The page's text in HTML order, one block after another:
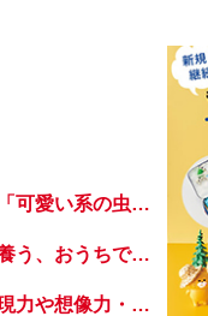
【うちは虫が超苦手】「ちまっとした虫にも大騒ぎ！」「可愛い系の虫……でも逃げる！」教えて！ みんなの虫ギライエピソード
【工作や植物栽培で伸びる力とは？】「非認知能力」を養う、おうちで楽しむ創作あそび・おうちあそび図鑑5
【雨でも楽しいおうち遊び】「言葉あそび」で伸ばす表現力や想像力・おうちあそび図鑑4